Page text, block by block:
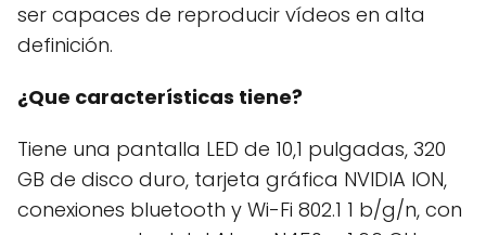
ser capaces de reproducir vídeos en alta
definición.
¿Que características tiene?
Tiene una pantalla LED de 10,1 pulgadas, 320
GB de disco duro, tarjeta gráfica NVIDIA ION,
conexiones bluetooth y Wi-Fi 802.1 1 b/g/n, con